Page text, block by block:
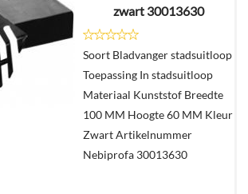
zwart 30013630
Soort Bladvanger stadsuitloop
Toepassing In stadsuitloop
Materiaal Kunststof Breedte
100 MM Hoogte 60 MM Kleur
Zwart Artikelnummer
Nebiprofa 30013630